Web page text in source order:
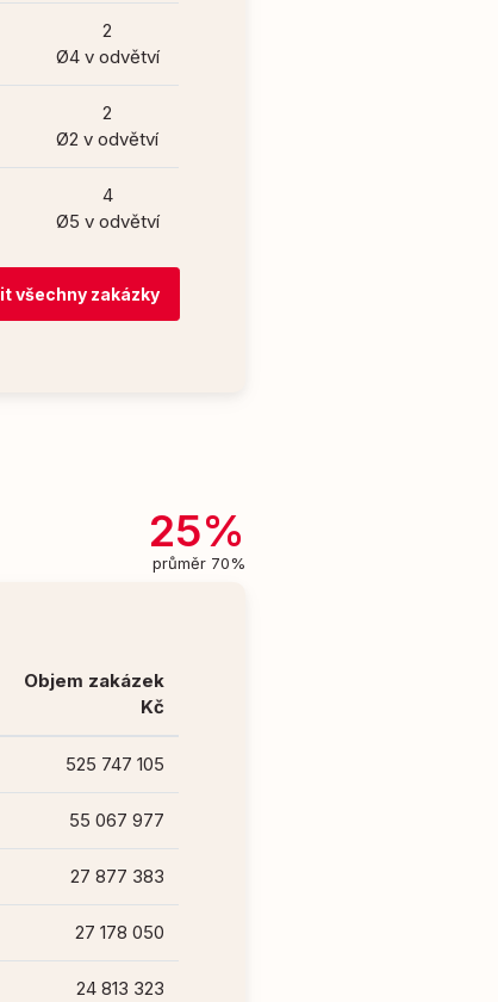
2
Ø4 v odvětví
2
Ø2 v odvětví
4
Ø5 v odvětví
všechny zakázky
25%
průměr 70%
Objem zakázek
Kč
525 747 105
55 067 977
27 877 383
27 178 050
24 813 323